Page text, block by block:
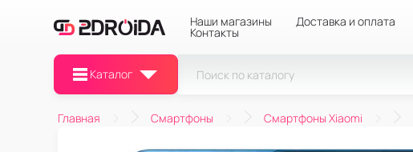
Наши магазины Доставка и оплата
Контакты
Каталог
Главная Смартфоны Смартфоны Xiaomi